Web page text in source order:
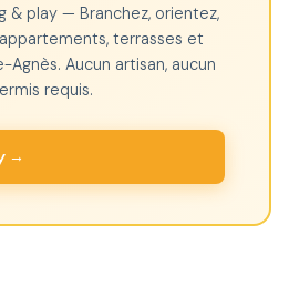
& play — Branchez, orientez,
terrasses et
Agnès. Aucun artisan, aucun
requis.
→